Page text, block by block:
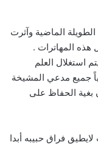
الماضية وآثرت
المهاترات .
استغلال العلم
جميع مدعي المشيخة
الحفاظ على
فراق حبيبه أبدا